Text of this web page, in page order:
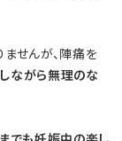
せんが、陣痛を
ながら無理のな